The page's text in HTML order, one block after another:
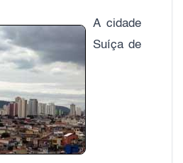
A cidade
Suíça de